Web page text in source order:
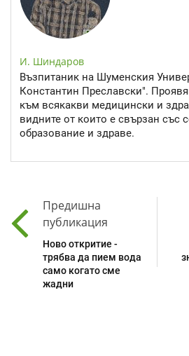
И. Шиндаров
Възпитаник на Шуменския
Константин Преславски".
към всякакви медицински и
видните от които е свързан със
образование и здраве.
Предишна
публикация
Ново откритие -
трябва да пием вода
само когато сме
жадни